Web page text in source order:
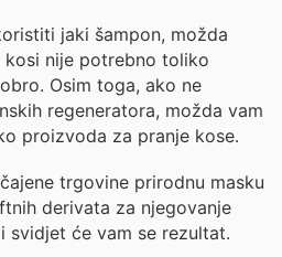
jaki šampon, možda
nije potrebno toliko
Osim toga, ako ne
regeneratora, možda vam
proizvoda za pranje kose.
trgovine prirodnu masku
derivata za njegovanje
svidjet će vam se rezultat.